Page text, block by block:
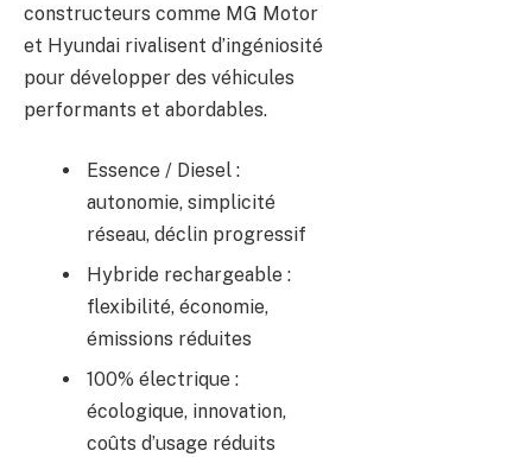
constructeurs comme MG Motor
et Hyundai rivalisent d’ingéniosité
pour développer des véhicules
performants et abordables.
Essence / Diesel :
autonomie, simplicité
réseau, déclin progressif
Hybride rechargeable :
flexibilité, économie,
émissions réduites
100% électrique :
écologique, innovation,
coûts d’usage réduits